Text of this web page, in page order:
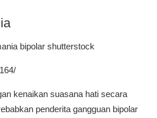
kenaikan suasana hati secara
penderita gangguan bipolar